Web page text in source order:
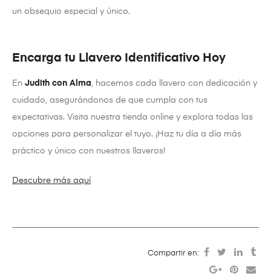
un obsequio especial y único.
Encarga tu Llavero Identificativo Hoy
En Judith con Alma, hacemos cada llavero con dedicación y
cuidado, asegurándonos de que cumpla con tus
expectativas. Visita nuestra tienda online y explora todas las
opciones para personalizar el tuyo. ¡Haz tu día a día más
práctico y único con nuestros llaveros!
Descubre más aquí
Compartir en: